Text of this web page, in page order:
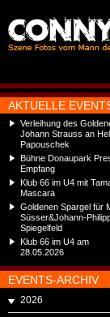
AKTUELLE
Verleihung des
Johann Strauss an
Papouschek
Bühne Donaupark
Empfang
Klub 66 im U4 mit
Mascara
Goldenen Spargel für
Süsser&Johann-
Spiegelfeld
Klub 66 im U4 am
28.05.2026
EVENTS-ARCHIV
2026